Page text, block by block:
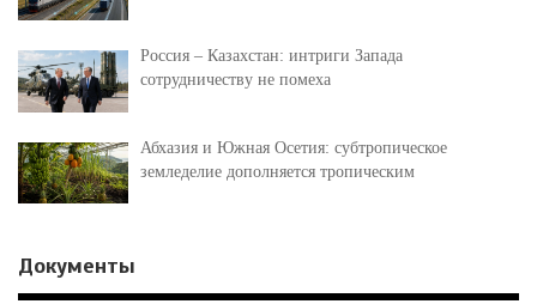
Россия – Казахстан: интриги Запада
сотрудничеству не помеха
Абхазия и Южная Осетия: субтропическое
земледелие дополняется тропическим
Документы